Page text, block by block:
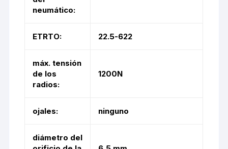
neumático:
ETRTO: 22.5-622
máx. tensión
de los
radios:
1200N
ojales: ninguno
diámetro del